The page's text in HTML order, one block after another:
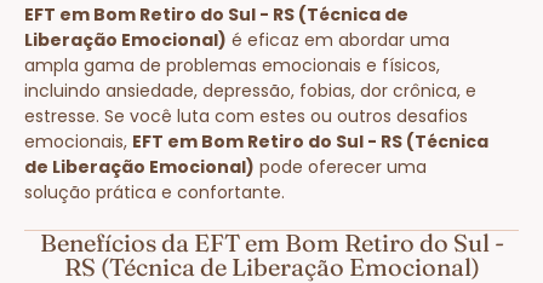
EFT em Bom Retiro do Sul - RS (Técnica de
Liberação Emocional) é eficaz em abordar uma
ampla gama de problemas emocionais e físicos,
incluindo ansiedade, depressão, fobias, dor crônica, e
estresse. Se você luta com estes ou outros desafios
emocionais, EFT em Bom Retiro do Sul - RS (Técnica
de Liberação Emocional) pode oferecer uma
solução prática e confortante.
Benefícios da EFT em Bom Retiro do Sul -
RS (Técnica de Liberação Emocional)